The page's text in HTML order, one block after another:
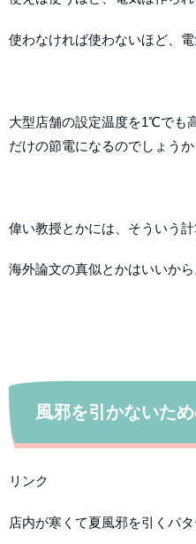
使わなければ使わないほど、電
大型店舗の設定温度を1℃でも
だけの節電になるのでしょうか
偉い教授とかには、そういう計
海外論文の真似とかはいいから
風邪を引かないた
リンク
店内が寒くて夏風邪を引くパ